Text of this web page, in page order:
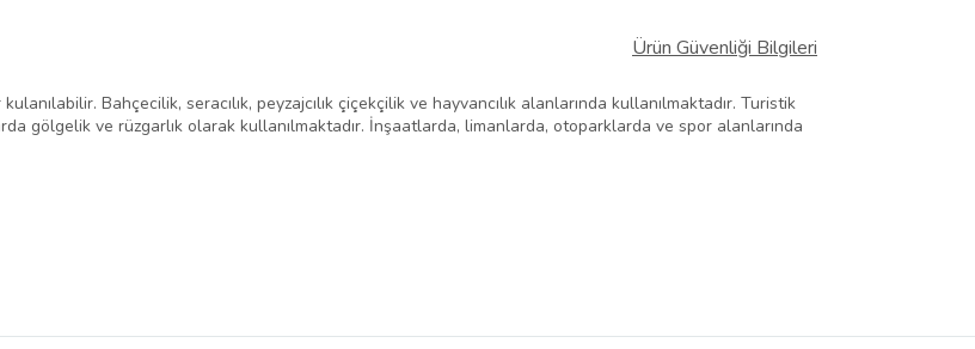
Ürün Güvenliği Bilgileri
Bahçecilik, seracılık, peyzajcılık çiçekçilik ve hayvancılık alanlarında kullanılmaktadır. Turistik
gölgelik ve rüzgarlık olarak kullanılmaktadır. İnşaatlarda, limanlarda, otoparklarda ve spor alanlarında